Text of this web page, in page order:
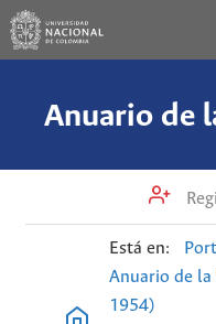
Está en:
Anuario de
1954)